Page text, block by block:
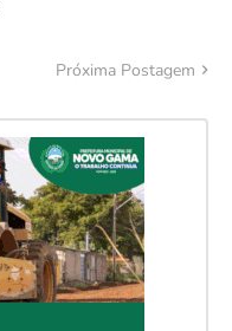
Próxima Postagem